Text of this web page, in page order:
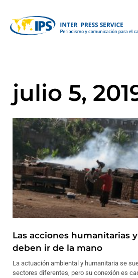
julio 5,
Las acciones humanitarias
deben ir de la mano
La actuación ambiental y humanitaria se
sectores diferentes, pero su conexión es